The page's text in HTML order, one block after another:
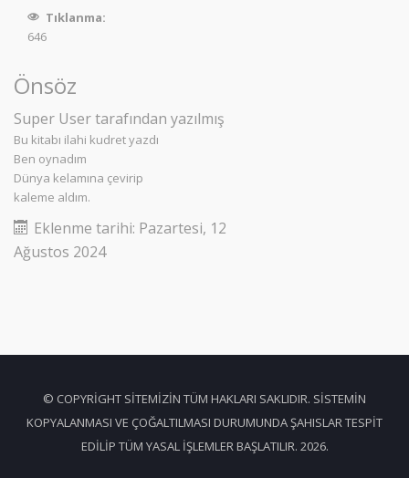
Tıklanma:
646
Önsöz
Super Usertarafından yazılmış
Bu kitabı ilahi kudret yazdı
Ben oynadım
Dünya kelamına çevirip
kaleme aldım.
Eklenme tarihi: Pazartesi, 12
Ağustos 2024
© COPYRIGHT SITEMIZIN TÜM HAKLARI SAKLIDIR. SISTEMIN
KOPYALANMASI VE ÇOĞALTILMASI DURUMUNDA ŞAHISLAR TESPIT
EDILIP TÜM YASAL IŞLEMLER BAŞLATILIR. 2026.